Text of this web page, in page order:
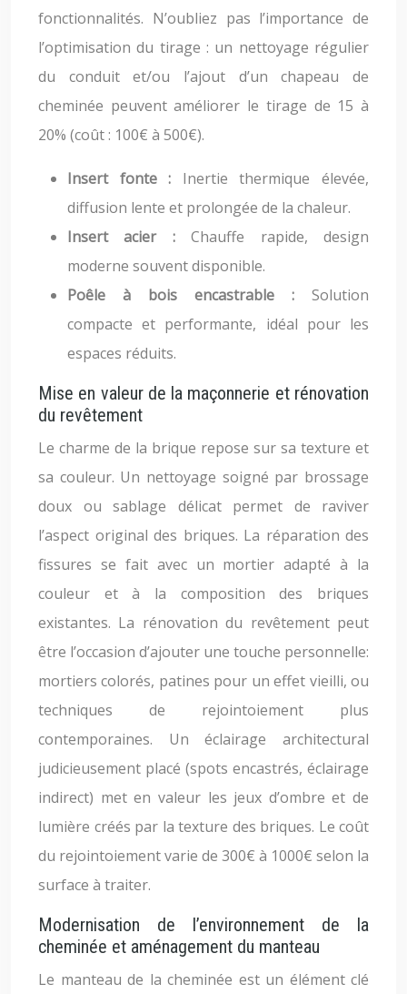
fonctionnalités. N’oubliez pas l’importance de
l’optimisation du tirage : un nettoyage régulier
du conduit et/ou l’ajout d’un chapeau de
cheminée peuvent améliorer le tirage de 15 à
20% (coût : 100€ à 500€).
Insert fonte : Inertie thermique élevée,
diffusion lente et prolongée de la chaleur.
Insert acier :Chauffe rapide, design
moderne souvent disponible.
Poêle à bois encastrable : Solution
compacte et performante, idéal pour les
espaces réduits.
Mise en valeur de la maçonnerie et rénovation
du revêtement
Le charme de la brique repose sur sa texture et
sa couleur. Un nettoyage soigné par brossage
doux ou sablage délicat permet de raviver
l’aspect original des briques. La réparation des
fissures se fait avec un mortier adapté à la
couleur et à la composition des briques
existantes. La rénovation du revêtement peut
être l’occasion d’ajouter une touche personnelle:
mortiers colorés, patines pour un effet vieilli, ou
techniques de rejointoiement plus
contemporaines. Un éclairage architectural
judicieusement placé (spots encastrés, éclairage
indirect) met en valeur les jeux d’ombre et de
lumière créés par la texture des briques. Le coût
du rejointoiement varie de 300€ à 1000€ selon la
surface à traiter.
Modernisation de l’environnement de la
cheminée et aménagement du manteau
Le manteau de la cheminée est un élément clé